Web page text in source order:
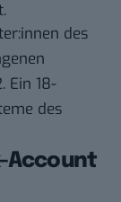
des
Ein 18-
des
Account